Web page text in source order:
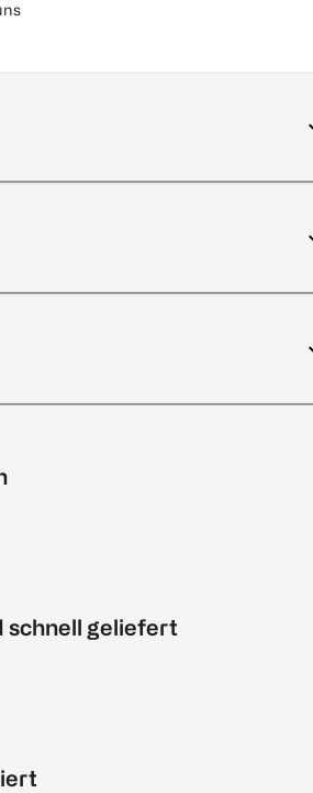
schnell geliefert